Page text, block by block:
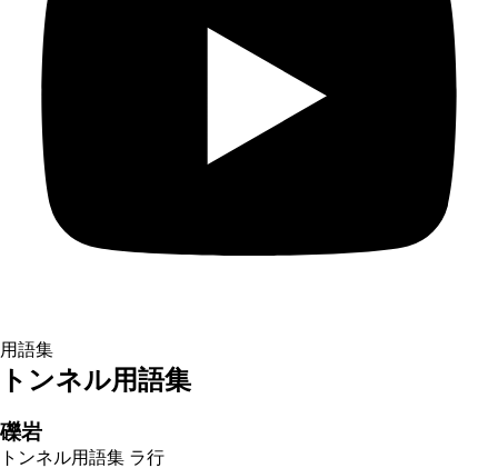
用語集
トンネル用語集
礫岩
トンネル用語集 ラ行